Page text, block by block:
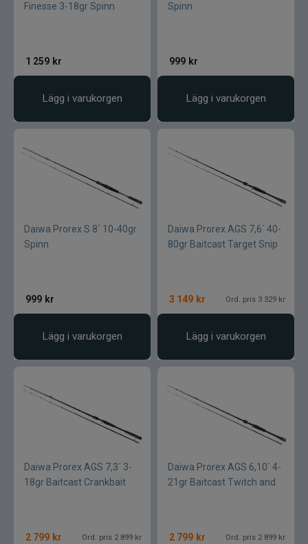
Finesse 3-18gr Spinn
1 259 kr
Lägg i varukorgen
Spinn
999 kr
Lägg i varukorgen
Daiwa Prorex S 8´ 10-40gr
Spinn
999 kr
Lägg i varukorgen
Daiwa Prorex AGS 7,6´ 40-
80gr Baitcast Target Snip
3 149 kr Ord. pris 3 329 kr
Lägg i varukorgen
Daiwa Prorex AGS 7,3´ 3-
18gr Baitcast Crankbait
2 799 kr Ord. pris 2 899 kr
Daiwa Prorex AGS 6,10´ 4-
21gr Baitcast Twitch and
2 799 kr Ord. pris 2 899 kr